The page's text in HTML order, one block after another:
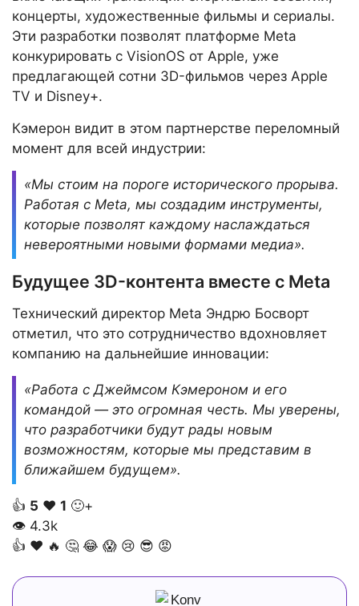
концерты, художественные фильмы и сериалы.
Эти разработки позволят платформе Meta
конкурировать с VisionOS от Apple, уже
предлагающей сотни 3D-фильмов через Apple
TV и Disney+.
Кэмерон видит в этом партнерстве переломный
момент для всей индустрии:
«Мы стоим на пороге исторического прорыва.
Работая с Meta, мы создадим инструменты,
которые позволят каждому наслаждаться
невероятными новыми формами медиа».
Будущее 3D-контента вместе с Meta
Технический директор Meta Эндрю Босворт
отметил, что это сотрудничество вдохновляет
компанию на дальнейшие инновации:
«Работа с Джеймсом Кэмероном и его
командой — это огромная честь. Мы уверены,
что разработчики будут рады новым
возможностям, которые мы представим в
ближайшем будущем».
👍 5 ❤️ 1 🙂+
👁 4.3k
👍 ❤️ 🔥 🤔 😂 😱 😢 😎 😡